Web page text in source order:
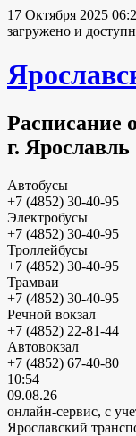
17 Октября 2025
загружено и
Расписание
г. Ярославль
Автобусы
+7 (4852) 30-40-95
Электробусы
+7 (4852) 30-40-95
Троллейбусы
+7 (4852) 30-40-95
Трамваи
+7 (4852) 30-40-95
Речной вокзал
+7 (4852) 22-81-44
Автовокзал
+7 (4852) 67-40-80
10:54
09.08.26
онлайн-сервис, с
Ярославский